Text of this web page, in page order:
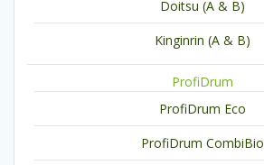
Doitsu (A & B)
Kinginrin (A & B)
ProfiDrum
ProfiDrum Eco
ProfiDrum CombiBio